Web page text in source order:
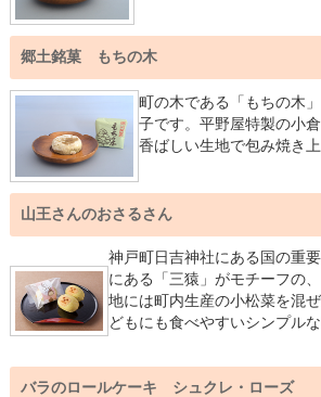
郷土銘菓 もちの木
町の木である「もちの木
子です。平野屋特製の小
香ばしい生地で包み焼き上
山王さんのおさるさん
神戸町日吉神社にある国の重
にある「三猿」がモチーフの
地には町内生産の小松菜を混
どもにも食べやすいシンプルな
バラのロールケーキ シュクレ・ローズ